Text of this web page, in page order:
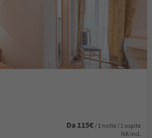
Da 115€ / 1 notte / 1 ospite
IVA incl.